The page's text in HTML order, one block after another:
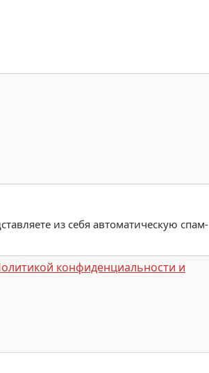
из себя автоматическую спам-
конфиденциальности и